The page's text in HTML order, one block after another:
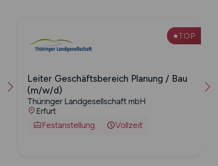
TOP
Leiter Geschäftsbereich Planung / Bau
(m/w/d)
Thüringer Landgesellschaft mbH
Erfurt
Festanstellung
Vollzeit